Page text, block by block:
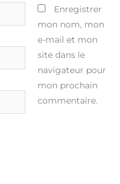
Enregistrer
mon nom, mon
e-mail et mon
site dans le
navigateur pour
mon prochain
commentaire.